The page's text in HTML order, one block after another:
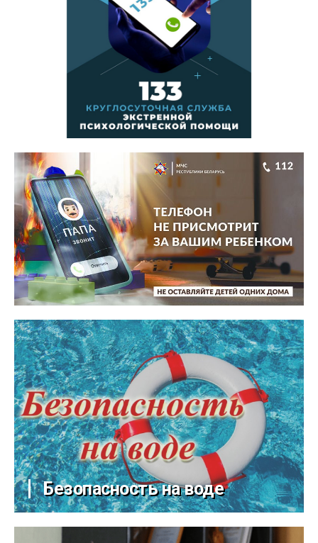
Безопасность на воде